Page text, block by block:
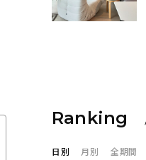
Ranking
日別 月別 全期間